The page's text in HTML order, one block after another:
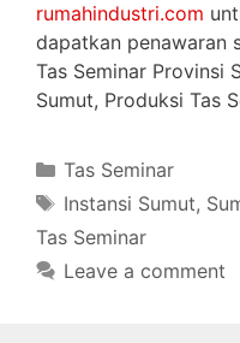
rumahindustri.com
dapatkan penawaran
Tas Seminar Provinsi
Sumut, Produksi Tas
Categories
Tas Seminar
Tags
Instansi Sumut,
Tas Seminar
Leave a comment